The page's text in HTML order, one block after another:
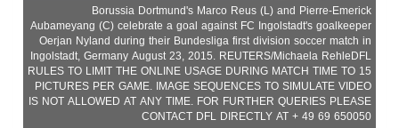
Borussia Dortmund's Marco Reus (L) and Pierre-Emerick
Aubameyang (C) celebrate a goal against FC Ingolstadt's goalkeeper
Oerjan Nyland during their Bundesliga first division soccer match in
Ingolstadt, Germany August 23, 2015. REUTERS/Michaela RehleDFL
RULES TO LIMIT THE ONLINE USAGE DURING MATCH TIME TO 15
PICTURES PER GAME. IMAGE SEQUENCES TO SIMULATE VIDEO
IS NOT ALLOWED AT ANY TIME. FOR FURTHER QUERIES PLEASE
CONTACT DFL DIRECTLY AT + 49 69 650050